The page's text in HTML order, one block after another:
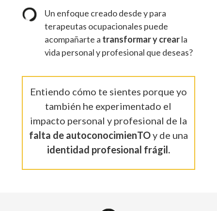
Un enfoque creado desde y para
terapeutas ocupacionales puede
acompañarte a transformar y crearla
vida personal y profesional que deseas?
Entiendo cómo te sientes porque yo
también he experimentado el
impacto personal y profesional de la
falta de autoconocimienTOy de una
identidad profesional frágil.